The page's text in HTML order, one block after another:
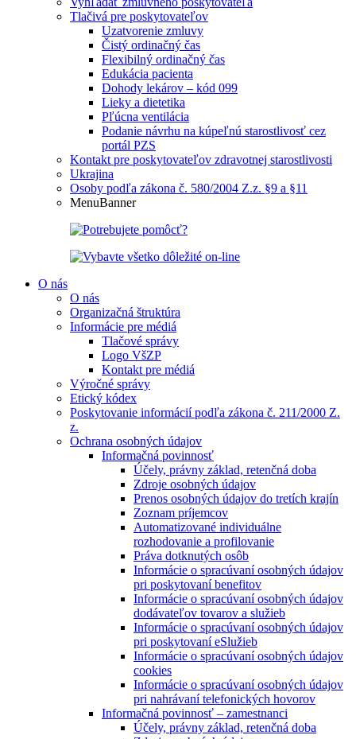
Tlačivá pre poskytovateľov
Uzatvorenie zmluvy
Čistý ordinačný čas
Flexibilný ordinačný čas
Edukácia pacienta
Dohody lekárov – kód 099
Lieky a dietetika
Pľúcna ventilácia
Podanie návrhu na kúpeľnú starostlivosť cez
portál PZS
Kontakt pre poskytovateľov zdravotnej starostlivosti
Ukrajina
Osoby podľa zákona č. 580/2004 Z.z. §9 a §11
MenuBanner
O nás
O nás
Organizačná štruktúra
Informácie pre médiá
Tlačové správy
Logo VšZP
Kontakt pre médiá
Výročné správy
Etický kódex
Poskytovanie informácií podľa zákona č. 211/2000 Z.
z.
Ochrana osobných údajov
Informačná povinnosť
Účely, právny základ, retenčná doba
Zdroje osobných údajov
Prenos osobných údajov do tretích krajín
Zoznam príjemcov
Automatizované individuálne
rozhodovanie a profilovanie
Práva dotknutých osôb
Informácie o spracúvaní osobných údajov
pri poskytovaní benefitov
Informácie o spracúvaní osobných údajov
dodávateľov tovarov a služieb
Informácie o spracúvaní osobných údajov
pri poskytovaní eSlužieb
Informácie o spracúvaní osobných údajov
cookies
Informácie o spracúvaní osobných údajov
pri nahrávaní telefonických hovorov
Informačná povinnosť – zamestnanci
Účely, právny základ, retenčná doba